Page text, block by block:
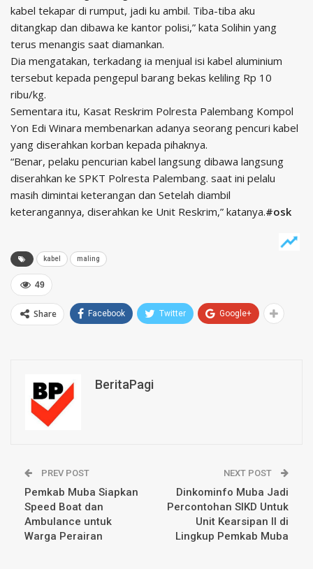
kabel tekapar di rumput, jadi ku ambil. Tiba-tiba aku
ditangkap dan dibawa ke kantor polisi,” kata Solihin yang
terus menangis saat diamankan.
Dia mengatakan, terkadang ia menjual isi kabel aluminium
tersebut kepada pengepul barang bekas keliling Rp 10
ribu/kg.
Sementara itu, Kasat Reskrim Polresta Palembang Kompol
Yon Edi Winara membenarkan adanya seorang pencuri kabel
yang diserahkan korban kepada pihaknya.
“Benar, pelaku pencurian kabel langsung dibawa langsung
diserahkan ke SPKT Polresta Palembang. saat ini pelalu
masih dimintai keterangan dan Setelah diambil
keterangannya, diserahkan ke Unit Reskrim,” katanya.#osk
kabel maling
49
Share Facebook Twitter Google+
BeritaPagi
PREV POST
Pemkab Muba Siapkan
Speed Boat dan
Ambulance untuk
Warga Perairan
NEXT POST
Dinkominfo Muba Jadi
Percontohan SIKD Untuk
Unit Kearsipan II di
Lingkup Pemkab Muba